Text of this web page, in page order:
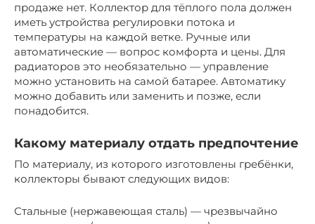
продаже нет. Коллектор для тёплого пола должен
иметь устройства регулировки потока и
температуры на каждой ветке. Ручные или
автоматические — вопрос комфорта и цены. Для
радиаторов это необязательно — управление
можно установить на самой батарее. Автоматику
можно добавить или заменить и позже, если
понадобится.
Какому материалу отдать предпочтение
По материалу, из которого изготовлены гребёнки,
коллекторы бывают следующих видов:
Стальные (нержавеющая сталь) — чрезвычайно